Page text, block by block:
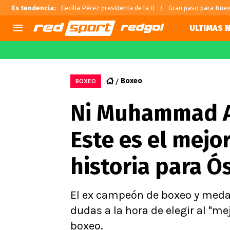
Es tendencia: Cecilia Pérez presidenta de la U Gran paso para
Selección Chilena
U de Chile
U Católica
Campeonato Nacional
Primera B
Segunda División
Copa Chile
Supercopa Chile
Campeonato Femenino
Alexis
Carlos
ULTIMAS
BOXEO Boxeo
Ni Muhammad
Este es el
historia para
El ex campeón de boxeo y
dudas a la hora de elegir al
boxeo.